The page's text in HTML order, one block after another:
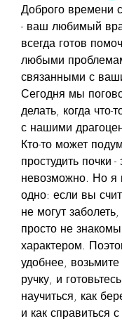
Доброго времени
- ваш любимый
всегда готов
любыми
связанными с
Сегодня мы
делать, когда что-
с нашими
Кто-то может
простудить почки -
невозможно. Но я
одно: если вы
не могут
просто не
характером.
удобнее, возьмите
ручку, и
научиться, как
и как справиться